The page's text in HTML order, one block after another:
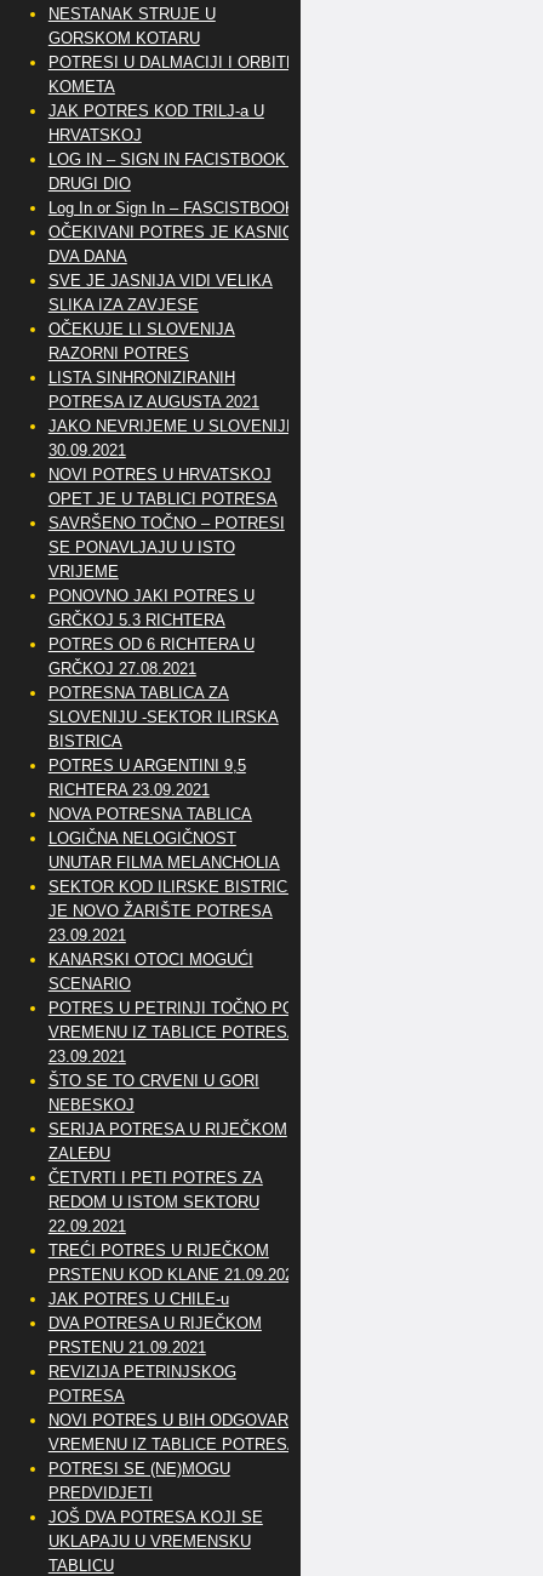
NESTANAK STRUJE U
GORSKOM KOTARU
POTRESI U DALMACIJI I ORBITE
KOMETA
JAK POTRES KOD TRILJ-a U
HRVATSKOJ
LOG IN – SIGN IN FACISTBOOK –
DRUGI DIO
Log In or Sign In – FASCISTBOOK
OČEKIVANI POTRES JE KASNIO
DVA DANA
SVE JE JASNIJA VIDI VELIKA
SLIKA IZA ZAVJESE
OČEKUJE LI SLOVENIJA
RAZORNI POTRES
LISTA SINHRONIZIRANIH
POTRESA IZ AUGUSTA 2021
JAKO NEVRIJEME U SLOVENIJI
30.09.2021
NOVI POTRES U HRVATSKOJ
OPET JE U TABLICI POTRESA
SAVRŠENO TOČNO – POTRESI
SE PONAVLJAJU U ISTO
VRIJEME
PONOVNO JAKI POTRES U
GRČKOJ 5.3 RICHTERA
POTRES OD 6 RICHTERA U
GRČKOJ 27.08.2021
POTRESNA TABLICA ZA
SLOVENIJU -SEKTOR ILIRSKA
BISTRICA
POTRES U ARGENTINI 9,5
RICHTERA 23.09.2021
NOVA POTRESNA TABLICA
LOGIČNA NELOGIČNOST
UNUTAR FILMA MELANCHOLIA
SEKTOR KOD ILIRSKE BISTRICE
JE NOVO ŽARIŠTE POTRESA
23.09.2021
KANARSKI OTOCI MOGUĆI
SCENARIO
POTRES U PETRINJI TOČNO PO
VREMENU IZ TABLICE POTRESA
23.09.2021
ŠTO SE TO CRVENI U GORI
NEBESKOJ
SERIJA POTRESA U RIJEČKOM
ZALEĐU
ČETVRTI I PETI POTRES ZA
REDOM U ISTOM SEKTORU
22.09.2021
TREĆI POTRES U RIJEČKOM
PRSTENU KOD KLANE 21.09.2021
JAK POTRES U CHILE-u
DVA POTRESA U RIJEČKOM
PRSTENU 21.09.2021
REVIZIJA PETRINJSKOG
POTRESA
NOVI POTRES U BIH ODGOVARA
VREMENU IZ TABLICE POTRESA
POTRESI SE (NE)MOGU
PREDVIDJETI
JOŠ DVA POTRESA KOJI SE
UKLAPAJU U VREMENSKU
TABLICU